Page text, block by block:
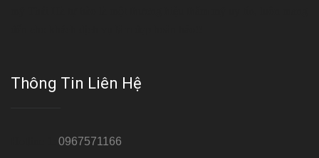
Thông Tin Liên Hệ
0967571166